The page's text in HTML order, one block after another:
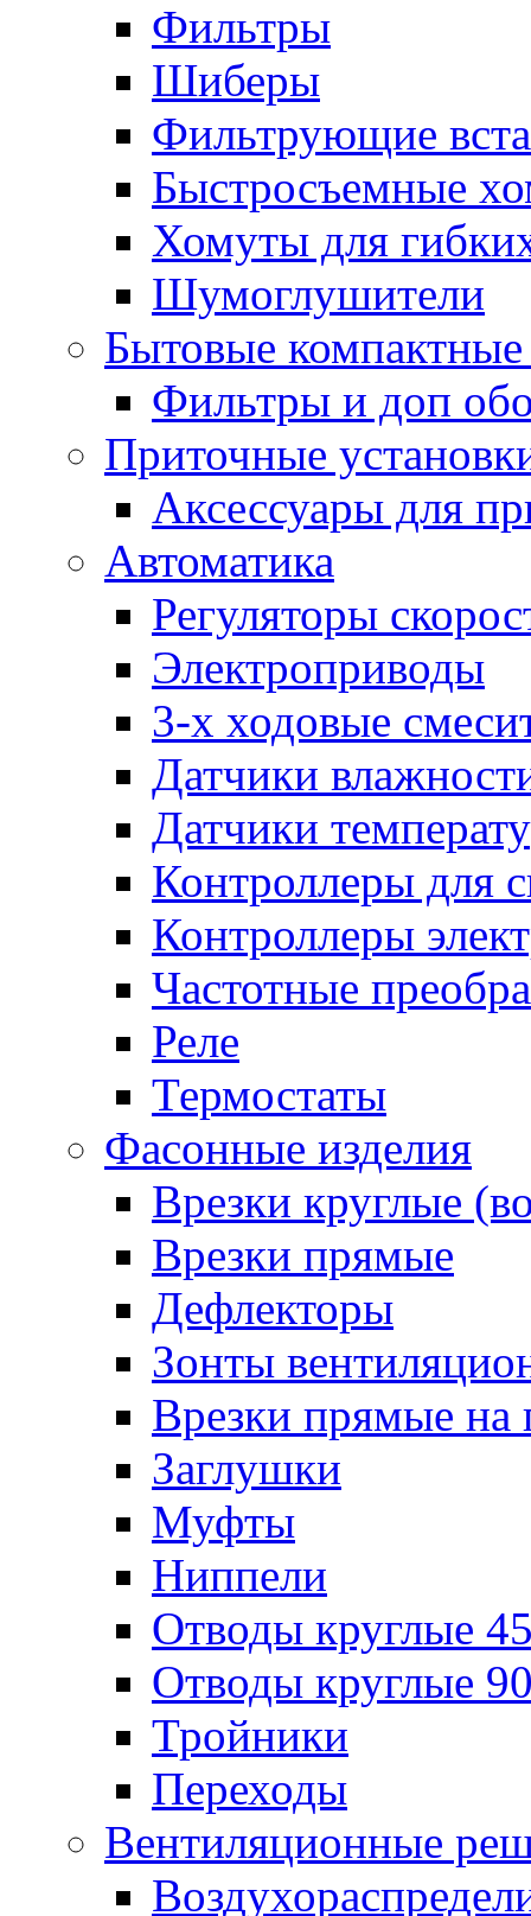
Фильтры
Шиберы
Фильтрующие
Быстросъемные
Хомуты для
Шумоглушители
Бытовые
Фильтры и доп
Приточные
Аксессуары для
Автоматика
Регуляторы
Электроприводы
3-х ходовые
Датчики
Датчики
Контроллеры для
Контроллеры
Частотные
Реле
Термостаты
Фасонные изделия
Врезки круглые
Врезки прямые
Дефлекторы
Зонты
Врезки прямые на
Заглушки
Муфты
Ниппели
Отводы круглые
Отводы круглые
Тройники
Переходы
Вентиляционные